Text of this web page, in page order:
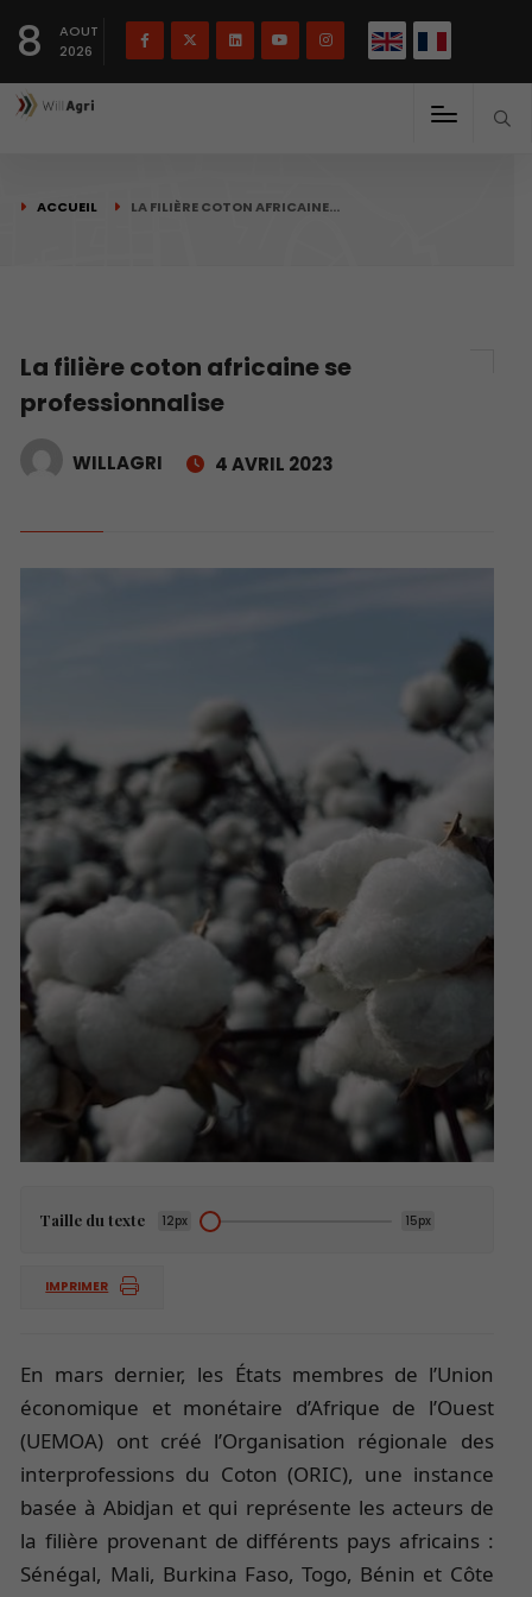
8
AOUT
2026
ACCUEIL LA FILIÈRE COTON AFRICAINE…
La filière coton africaine se
professionnalise
WILLAGRI 4 AVRIL 2023
Taille du texte 12px 15px
IMPRIMER
En mars dernier, les États membres de l’Union
économique et monétaire d’Afrique de l’Ouest
(UEMOA) ont créé l’Organisation régionale des
interprofessions du Coton (ORIC), une instance
basée à Abidjan et qui représente les acteurs de
la filière provenant de différents pays africains :
Sénégal, Mali, Burkina Faso, Togo, Bénin et Côte
Français English(English)